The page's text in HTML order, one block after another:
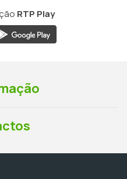
RTP Play